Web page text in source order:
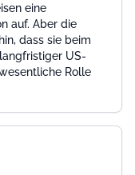
eine
auf. Aber die
dass sie beim
US-
Rolle